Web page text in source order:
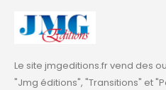
Le site jmgeditions.fr vend des
"Jmg éditions", "Transitions" et